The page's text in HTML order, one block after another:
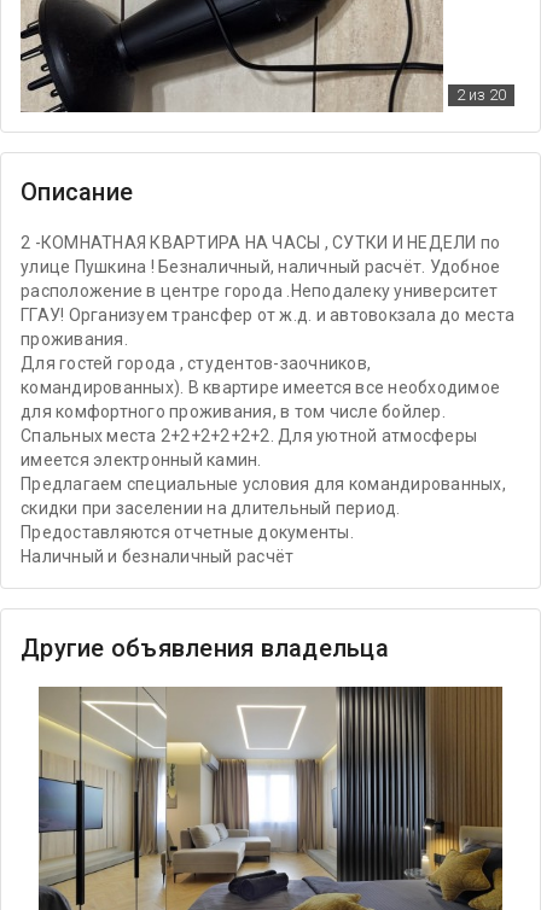
2из 20
Описание
2 -КОМНАТНАЯ КВАРТИРА НА ЧАСЫ , СУТКИ И НЕДЕЛИ по
улице Пушкина ! Безналичный, наличный расчёт. Удобное
расположение в центре города .Неподалеку университет
ГГАУ! Организуем трансфер от ж.д. и автовокзала до места
проживания.
Для гостей города , студентов-заочников,
командированных). В квартире имеется все необходимое
для комфортного проживания, в том числе бойлер.
Спальных места 2+2+2+2+2+2. Для уютной атмосферы
имеется электронный камин.
Предлагаем специальные условия для командированных,
скидки при заселении на длительный период.
Предоставляются отчетные документы.
Наличный и безналичный расчёт
Другие объявления владельца